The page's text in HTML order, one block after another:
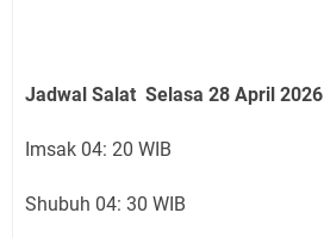
Jadwal Salat Selasa 28 April 2026
Imsak 04: 20 WIB
Shubuh 04: 30 WIB